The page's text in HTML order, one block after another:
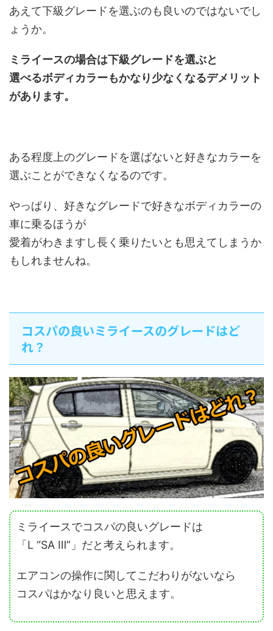
あえて下級グレードを選ぶのも良いのではないでし
ょうか。
ミライースの場合は下級グレードを選ぶと
選べるボディカラーもかなり少なくなるデメリット
があります。
ある程度上のグレードを選ばないと好きなカラーを
選ぶことができなくなるのです。
やっぱり、好きなグレードで好きなボディカラーの
車に乗るほうが
愛着がわきますし長く乗りたいとも思えてしまうか
もしれませんね。
コスパの良いミライースのグレードはど
れ？
ミライースでコスパの良いグレードは
「L “SA Ⅲ”」だと考えられます。
エアコンの操作に関してこだわりがないなら
コスパはかなり良いと思えます。